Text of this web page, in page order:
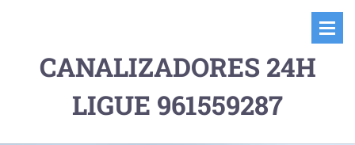
CANALIZADORES 24H
LIGUE 961559287